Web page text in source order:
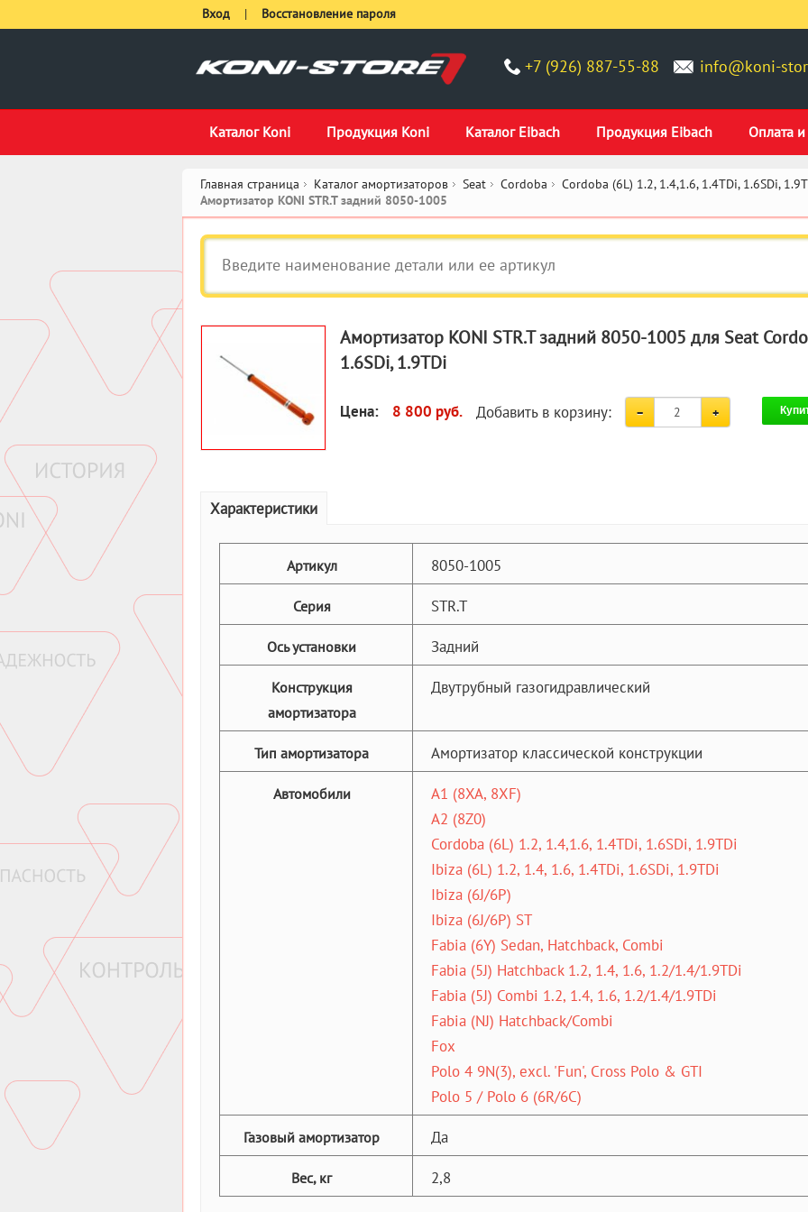
+7 (926) 887-55-88 info@koni-
Каталог Koni Продукция Koni Каталог Eibach Продукция Eibach Оплата и
Вход | Восстановление пароля
Главная страница Каталог амортизаторов Seat Cordoba Cordoba (6L) 1.2, 1.4,1.6, 1.4TDi, 1.6SDi,
Амортизатор KONI STR.T задний 8050-1005
Амортизатор KONI STR.T задний 8050-1005 для Seat
1.6SDi, 1.9TDi
Цена: 8 800 руб. Добавить в корзину:
Характеристики
Артикул 8050-1005
Серия STR.T
Ось установки Задний
Конструкция
амортизатора
Двутрубный газогидравлический
Тип амортизатора Амортизатор классической конструкции
Автомобили
A1 (8XA, 8XF)
A2 (8Z0)
Cordoba (6L) 1.2, 1.4,1.6, 1.4TDi, 1.6SDi, 1.9TDi
Ibiza (6L) 1.2, 1.4, 1.6, 1.4TDi, 1.6SDi, 1.9TDi
Ibiza (6J/6P)
Ibiza (6J/6P) ST
Fabia (6Y) Sedan, Hatchback, Combi
Fabia (5J) Hatchback 1.2, 1.4, 1.6, 1.2/1.4/1.9TDi
Fabia (5J) Combi 1.2, 1.4, 1.6, 1.2/1.4/1.9TDi
Fabia (NJ) Hatchback/Combi
Fox
Polo 4 9N(3), excl. 'Fun', Cross Polo & GTI
Polo 5 / Polo 6 (6R/6C)
Газовый амортизатор Да
Вес, кг 2,8